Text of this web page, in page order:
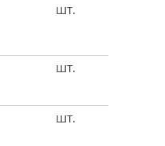
шт.
шт.
шт.